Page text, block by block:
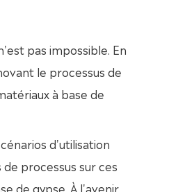
pas impossible. En
le processus de
à base de
d'utilisation
processus sur ces
de gypse. À l'avenir,